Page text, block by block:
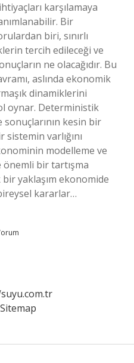
karşılamaya
Bir
biri, sınırlı
tercih edileceği ve
ne olacağıdır. Bu
aslında ekonomik
dinamiklerini
oynar. Deterministik
kesin bir
varlığını
modelleme ve
bir tartışma
yaklaşım ekonomide
kararlar…
Sitemap